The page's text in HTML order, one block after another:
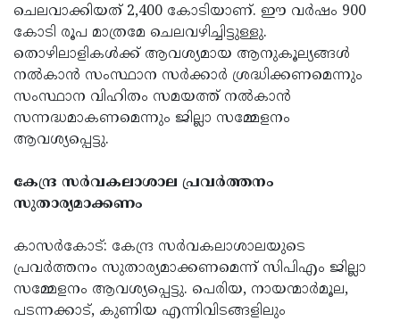
ചെലവാക്കിയത് 2,400 കോടിയാണ്. ഈ വര്‍ഷം 900
കോടി രൂപ മാത്രമേ ചെലവഴിച്ചിട്ടുള്ളു.
തൊഴിലാളികള്‍ക്ക് ആവശ്യമായ ആനുകൂല്യങ്ങള്‍
നല്‍കാന്‍ സംസ്ഥാന സര്‍ക്കാര്‍ ശ്രദ്ധിക്കണമെന്നും
സംസ്ഥാന വിഹിതം സമയത്ത് നല്‍കാന്‍
സന്നദ്ധമാകണമെന്നും ജില്ലാ സമ്മേളനം
ആവശ്യപ്പെട്ടു.
കേന്ദ്ര സര്‍വകലാശാല പ്രവര്‍ത്തനം
സുതാര്യമാക്കണം
കാസര്‍കോട്: കേന്ദ്ര സര്‍വകലാശാലയുടെ
പ്രവര്‍ത്തനം സുതാര്യമാക്കണമെന്ന് സിപിഎം ജില്ലാ
സമ്മേളനം ആവശ്യപ്പെട്ടു. പെരിയ, നായന്മാര്‍മൂല,
പടന്നക്കാട്, കുണിയ എന്നിവിടങ്ങളിലും